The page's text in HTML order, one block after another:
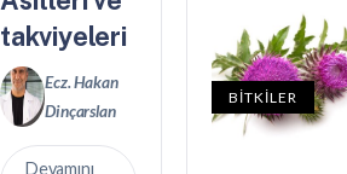
takviyeleri
Ecz. Hakan
Dinçarslan
Devamını
BİTKİLER